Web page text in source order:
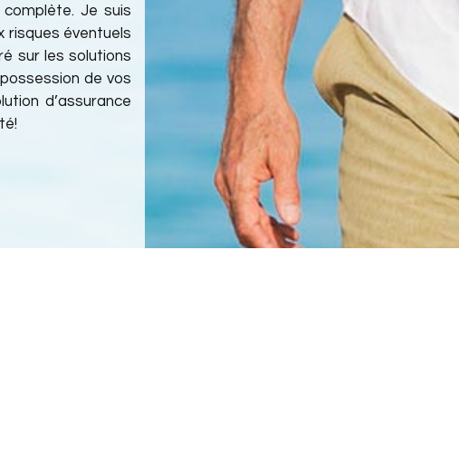
Je suis
risques éventuels
sur les solutions
de vos
d’assurance